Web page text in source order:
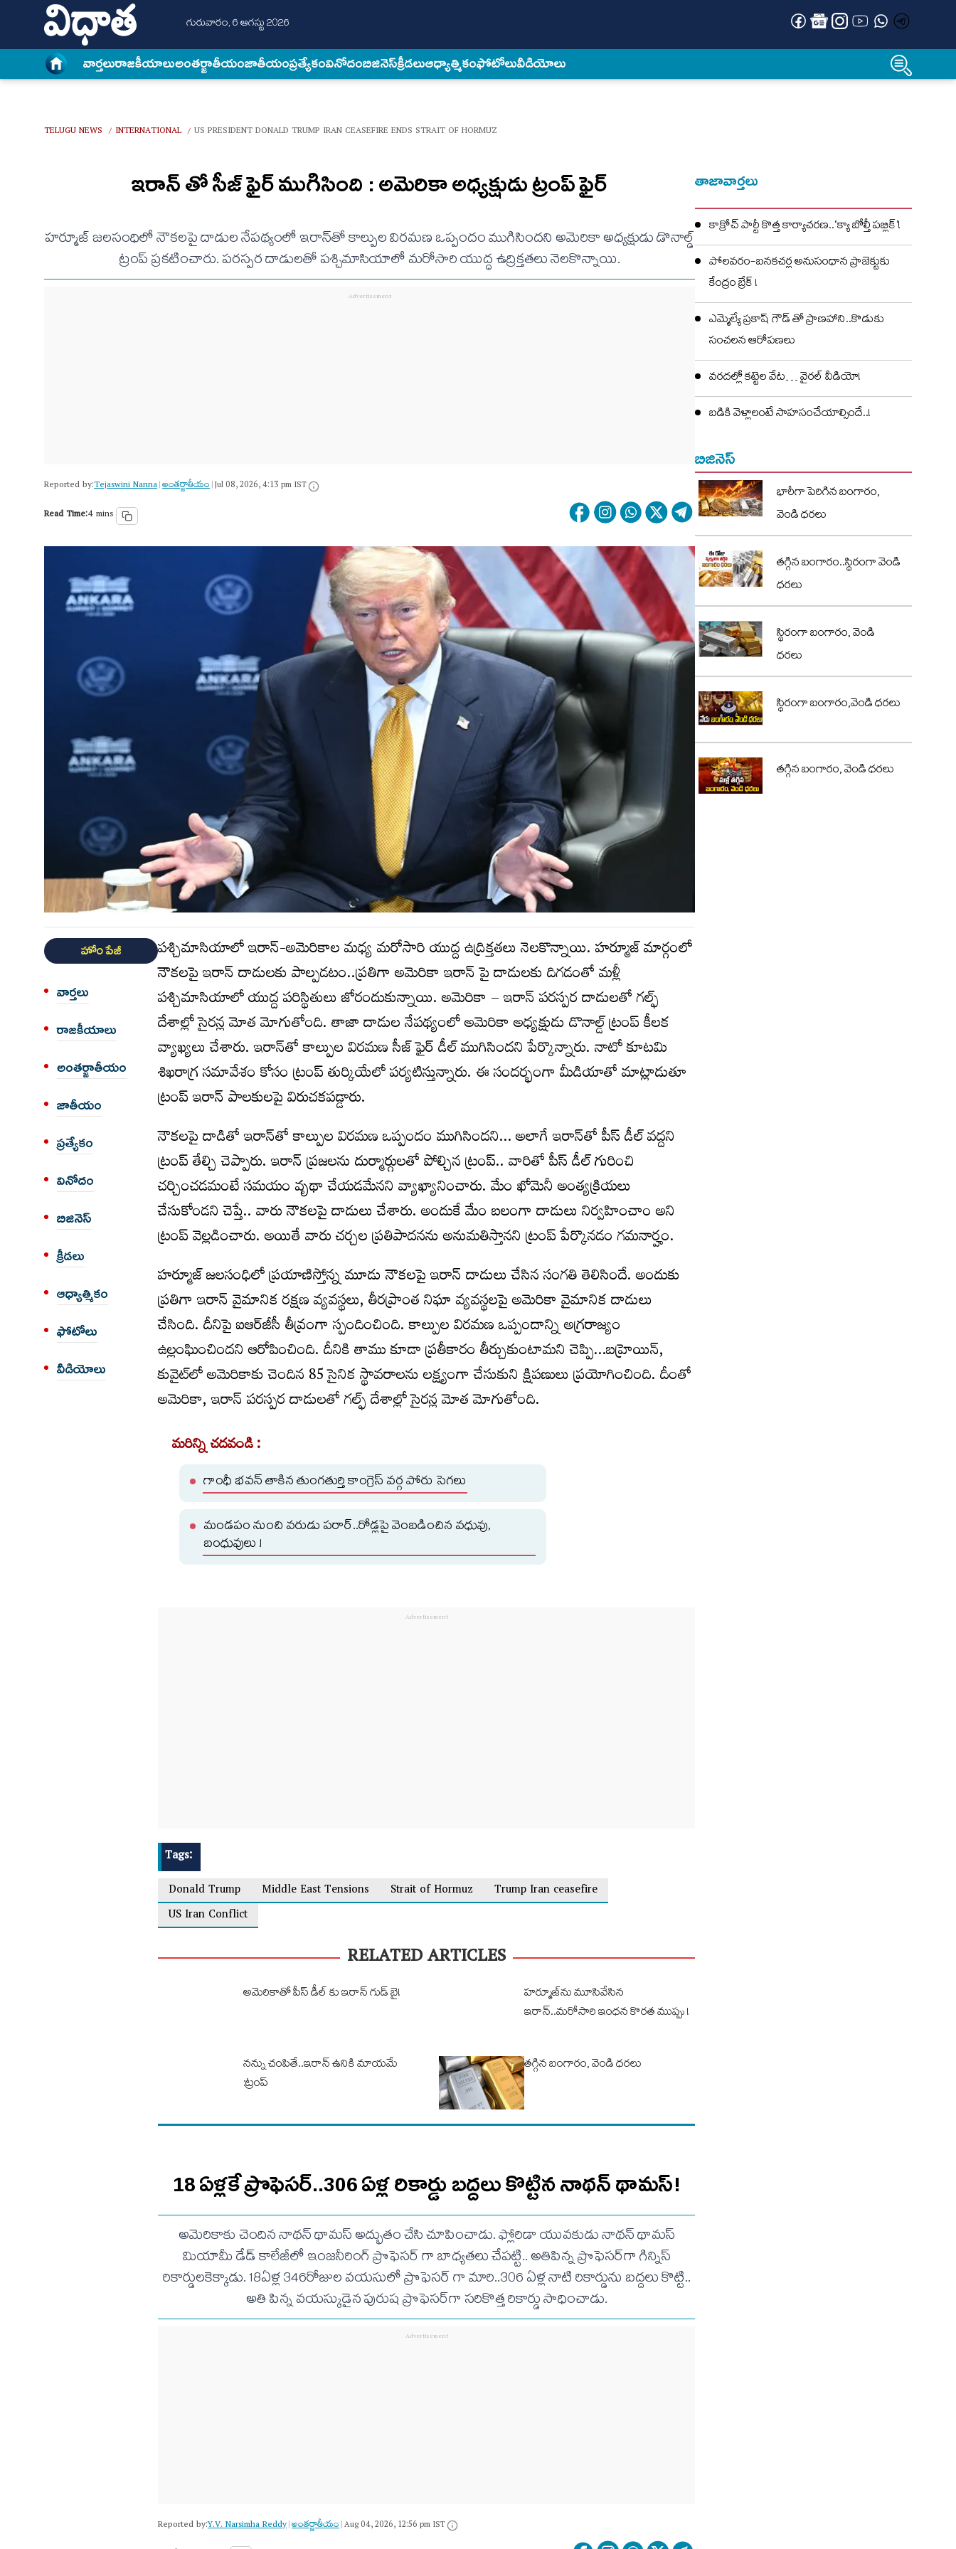
గురువారం, 6 ఆగస్టు 2026
వార్త‌లురాజకీయాలుఅంత‌ర్జాతీయంజాతీయంప్రత్యేకంవినోదంబిజినెస్క్రీడలుఆధ్యాత్మికంఫోటోలువీడియోలు
TELUGU NEWS / INTERNATIONAL / US PRESIDENT DONALD TRUMP IRAN CEASEFIRE ENDS STRAIT OF HORMUZ
ఇరాన్ తో సీజ్ ఫైర్ ముగిసింది : అమెరికా అధ్యక్షుడు ట్రంప్ ఫైర్
హర్మూజ్ జలసంధిలో నౌకలపై దాడుల నేపథ్యంలో ఇరాన్‌తో కాల్పుల విరమణ ఒప్పందం ముగిసిందని అమెరికా అధ్యక్షుడు డొనాల్డ్
ట్రంప్ ప్రకటించారు. పరస్పర దాడులతో పశ్చిమాసియాలో మరోసారి యుద్ధ ఉద్రిక్తతలు నెలకొన్నాయి.
Reported by:Tejaswini Nanna|అంత‌ర్జాతీయం|Jul 08, 2026, 4:13 pm IST
Read Time:4 mins
హోం పేజీ
వార్త‌లు
రాజకీయాలు
అంత‌ర్జాతీయం
జాతీయం
ప్రత్యేకం
వినోదం
బిజినెస్
క్రీడలు
ఆధ్యాత్మికం
ఫోటోలు
వీడియోలు
పశ్చిమాసియాలో ఇరాన్-అమెరికాల మధ్య మరోసారి యుద్ద ఉద్రిక్తతలు నెలకొన్నాయి. హర్మూజ్ మార్గంలో
నౌకలపై ఇరాన్ దాడులకు పాల్పడటం..ప్రతిగా అమెరికా ఇరాన్ పై దాడులకు దిగడంతో మళ్లీ
పశ్చిమాసియాలో యుద్ద పరిస్థితులు జోరందుకున్నాయి. అమెరికా – ఇరాన్‌ పరస్పర దాడులతో గల్ఫ్‌
దేశాల్లో సైరన్ల మోత మోగుతోంది. తాజా దాడుల నేపథ్యంలో అమెరికా అధ్యక్షుడు డొనాల్డ్‌ ట్రంప్ కీలక
వ్యాఖ్యలు చేశారు. ఇరాన్‌తో కాల్పుల విరమణ సీజ్ ఫైర్ డీల్ ముగిసిందని పేర్కొన్నారు. నాటో కూటమి
శిఖరాగ్ర సమావేశం కోసం ట్రంప్ తుర్కియేలో పర్యటిస్తున్నారు. ఈ సందర్భంగా మీడియాతో మాట్లాడుతూ
ట్రంప్ ఇరాన్ పాలకులపై విరుచకపడ్డారు.
నౌకలపై దాడితో ఇరాన్‌తో కాల్పుల విరమణ ఒప్పందం ముగిసిందని… అలాగే ఇరాన్‌తో పీస్ డీల్‌ వద్దని
ట్రంప్ తేల్చి చెప్పారు. ఇరాన్‌ ప్రజలను దుర్మార్గులతో పోల్చిన ట్రంప్‌.. వారితో పీస్ డీల్ గురించి
చర్చించడమంటే సమయం వృథా చేయడమేనని వ్యాఖ్యానించారు. మేం ఖోమెనీ అంత్యక్రియలు
చేసుకోండని చెప్తే.. వారు నౌకలపై దాడులు చేశారు. అందుకే మేం బలంగా దాడులు నిర్వహించాం అని
ట్రంప్ వెల్లడించారు. అయితే వారు చర్చల ప్రతిపాదనను అనుమతిస్తానని ట్రంప్‌ పేర్కొనడం గమనార్హం.
హర్మూజ్‌ జలసంధిలో ప్రయాణిస్తోన్న మూడు నౌకలపై ఇరాన్ దాడులు చేసిన సంగతి తెలిసిందే. అందుకు
ప్రతిగా ఇరాన్‌ వైమానిక రక్షణ వ్యవస్థలు, తీరప్రాంత నిఘా వ్యవస్థలపై అమెరికా వైమానిక దాడులు
చేసింది. దీనిపై ఐఆర్‌జీసీ తీవ్రంగా స్పందించింది. కాల్పుల విరమణ ఒప్పందాన్ని అగ్రరాజ్యం
ఉల్లంఘించిందని ఆరోపించింది. దీనికి తాము కూడా ప్రతీకారం తీర్చుకుంటామని చెప్పి…బహ్రెయిన్‌,
కువైట్‌లో అమెరికాకు చెందిన 85 సైనిక స్థావరాలను లక్ష్యంగా చేసుకుని క్షిపణులు ప్రయోగించింది. దీంతో
అమెరికా, ఇరాన్ పరస్పర దాడులతో గల్ఫ్‌ దేశాల్లో సైరన్ల మోత మోగుతోంది.
మరిన్ని చదవండి :
గాంధీ భవన్ తాకిన తుంగతుర్తి కాంగ్రెస్ వర్గ పోరు సెగలు
మండపం నుంచి వరుడు పరార్..రోడ్లపై వెంబడించిన వధువు,
బంధువులు !
Tags:
Donald Trump
Middle East Tensions Strait of Hormuz
Trump Iran ceasefire
US Iran Conflict
RELATED ARTICLES
అమెరికాతో పీస్ డీల్ కు ఇరాన్ గుడ్ బై!
హర్మూజ్‌ను మూసివేసిన
ఇరాన్‌..మరోసారి ఇంధన కొరత ముప్పు !
నన్ను చంపితే..ఇరాన్ ఉనికి మాయమే
:ట్రంప్
తగ్గిన బంగారం, వెండి ధరలు
18 ఏళ్లకే ప్రొఫెసర్‌..306 ఏళ్ల రికార్డు బద్దలు కొట్టిన నాథన్ థామస్!
అమెరికాకు చెందిన నాథన్ థామస్ అద్భుతం చేసి చూపించాడు. ఫ్లోరిడా యువకుడు నాథన్ థామస్
మియామీ డేడ్ కాలేజీలో ఇంజనీరింగ్ ప్రొఫెసర్ గా బాధ్యతలు చేపట్టి.. అతిపిన్న ప్రొఫెసర్‌గా గిన్నిస్‌
రికార్డులకెక్కాడు. 18ఏళ్ల 346రోజుల వయసులో ప్రొఫెసర్ గా మారి..306 ఏళ్ల నాటి రికార్డును బద్దలు కొట్టి..
అతి పిన్న వయస్కుడైన పురుష ప్రొఫెసర్‌గా సరికొత్త రికార్డు సాధించాడు.
Reported by:Y.V. Narsimha Reddy|అంత‌ర్జాతీయం|Aug 04, 2026, 12:56 pm IST
తాజావార్తలు
కాక్రోచ్ పార్టీ కొత్త కార్యాచరణ..‘క్యా బోల్తీ పబ్లిక్’!
పోలవరం-బనకచర్ల అనుసంధాన ప్రాజెక్టుకు
కేంద్రం బ్రేక్ !
ఎమ్మెల్యే ప్రకాష్ గౌడ్ తో ప్రాణహాని..కొడుకు
సంచలన ఆరోపణలు
వరదల్లో కట్టెల వేట… వైరల్ వీడియో!
బడికి వెళ్లాలంటే సాహసంచేయాల్సిందే..!
బిజినెస్
భారీగా పెరిగిన బంగారం,
వెండి ధరలు
తగ్గిన బంగారం..స్థిరంగా వెండి
ధరలు
స్థిరంగా బంగారం, వెండి
ధరలు
స్థిరంగా బంగారం,వెండి ధరలు
తగ్గిన బంగారం, వెండి ధరలు